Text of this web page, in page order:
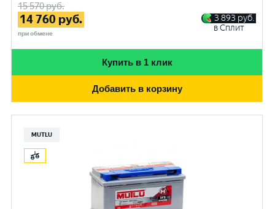
15 570руб.
14 760 руб.
при обмене
3 893 руб.
в Сплит
Купить в 1 клик
Добавить в корзину
MUTLU